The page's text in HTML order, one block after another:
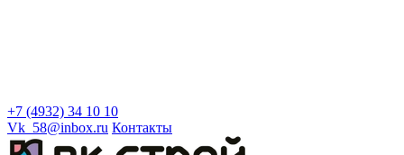
+7 (4932) 34 10 10
Vk_58@inbox.ru Контакты